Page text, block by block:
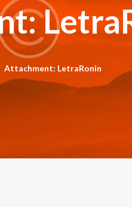
Attachment: LetraRonin